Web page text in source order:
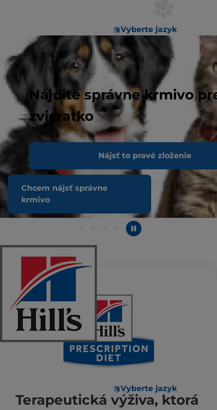
Vyberte jazyk
Nájdite správne krmivo
zvieratko
Nájsť to pravé zloženie
Vyberte jazyk
Chcem nájsť správne
krmivo
Terapeutická výživa, ktorá